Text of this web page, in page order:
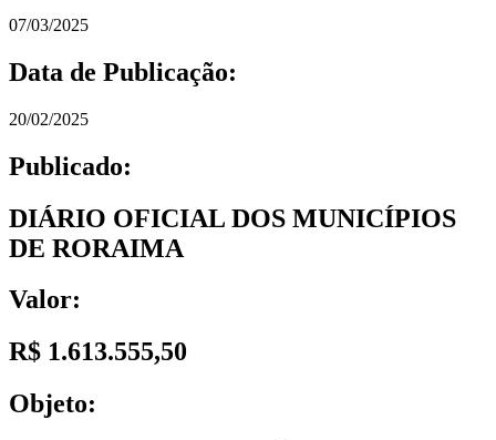
07/03/2025
Data de Publicação:
20/02/2025
Publicado:
DIÁRIO OFICIAL DOS MUNICÍPIOS
DE RORAIMA
Valor:
R$ 1.613.555,50
Objeto: